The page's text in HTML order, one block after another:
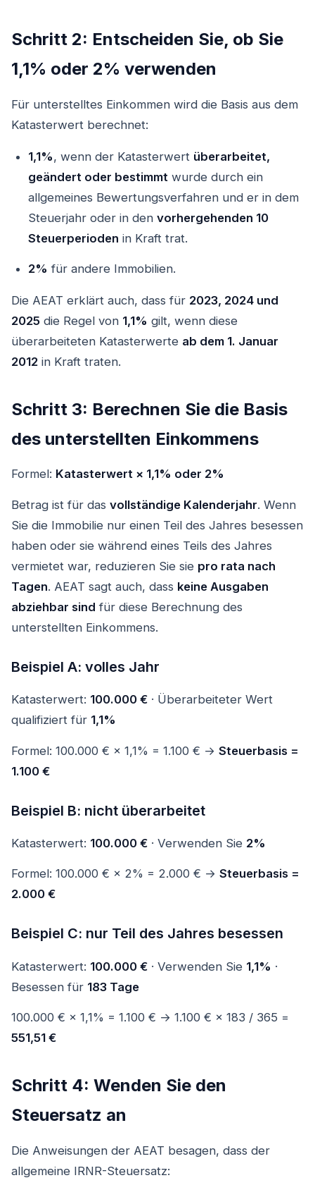
Schritt 2: Entscheiden Sie, ob Sie
1,1% oder 2% verwenden
Für unterstelltes Einkommen wird die Basis aus dem
Katasterwert berechnet:
1,1%, wenn der Katasterwert überarbeitet,
geändert oder bestimmt wurde durch ein
allgemeines Bewertungsverfahren und er in dem
Steuerjahr oder in den vorhergehenden 10
Steuerperioden in Kraft trat.
2% für andere Immobilien.
Die AEAT erklärt auch, dass für 2023, 2024 und
2025 die Regel von 1,1% gilt, wenn diese
überarbeiteten Katasterwerte ab dem 1. Januar
2012 in Kraft traten.
Schritt 3: Berechnen Sie die Basis
des unterstellten Einkommens
Formel: Katasterwert × 1,1% oder 2%
Betrag ist für das vollständige Kalenderjahr. Wenn
Sie die Immobilie nur einen Teil des Jahres besessen
haben oder sie während eines Teils des Jahres
vermietet war, reduzieren Sie sie pro rata nach
Tagen. AEAT sagt auch, dass keine Ausgaben
abziehbar sind für diese Berechnung des
unterstellten Einkommens.
Beispiel A: volles Jahr
Katasterwert: 100.000 € · Überarbeiteter Wert
qualifiziert für 1,1%
Formel: 100.000 € × 1,1% = 1.100 € → Steuerbasis =
1.100 €
Beispiel B: nicht überarbeitet
Katasterwert: 100.000 € · Verwenden Sie 2%
Formel: 100.000 € × 2% = 2.000 € → Steuerbasis =
2.000 €
Beispiel C: nur Teil des Jahres besessen
Katasterwert: 100.000 € · Verwenden Sie 1,1% ·
Besessen für 183 Tage
100.000 € × 1,1% = 1.100 € → 1.100 € × 183 / 365 =
551,51 €
Schritt 4: Wenden Sie den
Steuersatz an
Die Anweisungen der AEAT besagen, dass der
allgemeine IRNR-Steuersatz: